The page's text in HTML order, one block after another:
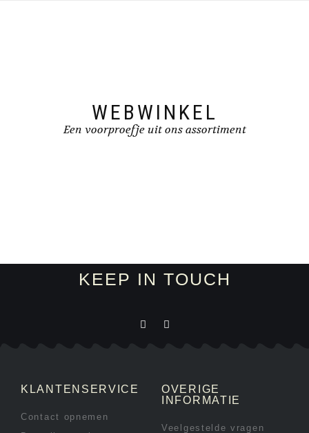
WEBWINKEL
Een voorproefje uit ons assortiment
KEEP IN TOUCH
KLANTENSERVICE
Contact opnemen
OVERIGE
INFORMATIE
Veelgestelde vragen